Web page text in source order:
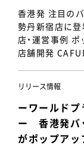
香港発 注目の
勢丹新宿店に
店・運営事例
店舗開発
リリース情報
ーワールド
ー 香港発バ
がポップアッ